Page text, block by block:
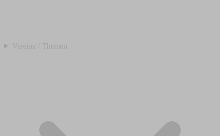
Vereine / Themen